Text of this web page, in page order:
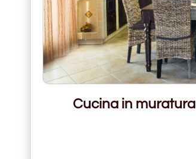
Cucina in muratura